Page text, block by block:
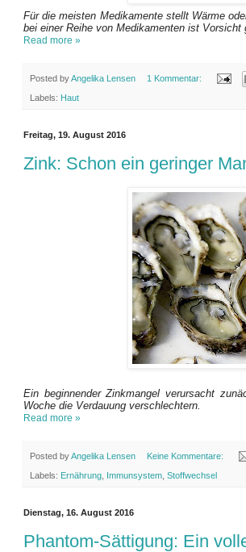
Für die meisten Medikamente stellt Wärme
bei einer Reihe von Medikamenten ist Vorsicht
Read more »
Posted byAngelika Lensen 1 Kommentar:
Labels: Haut
Freitag, 19. August 2016
Zink: Schon ein geringer
Ein beginnender Zinkmangel verursacht
Woche die Verdauung verschlechtern.
Read more »
Posted byAngelika Lensen Keine Kommentare:
Labels: Ernährung Immunsystem Stoffwechsel
Dienstag, 16. August 2016
Phantom-Sättigung: Ein